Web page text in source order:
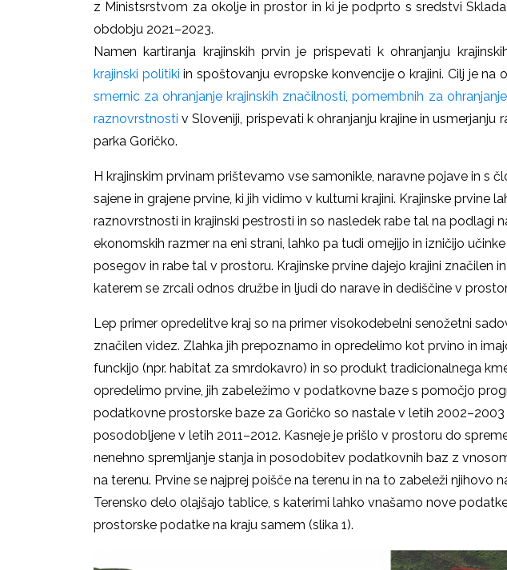
z Ministsrstvom za okolje in prostor in ki je podprto s sredstvi
obdobju 2021–2023.
Namen kartiranja krajinskih prvin je prispevati k ohranjanju
krajinski politiki in spoštovanju evropske konvencije o krajini. Cilj je na
smernic za ohranjanje krajinskih značilnosti, pomembnih za
raznovrstnostiv Sloveniji, prispevati k ohranjanju krajine in usmerjanju
parka Goričko.
H krajinskim prvinam prištevamo vse samonikle, naravne pojave in s
sajene in grajene prvine, ki jih vidimo v kulturni krajini. Krajinske prvine
raznovrstnosti in krajinski pestrosti in so nasledek rabe tal na podlagi
ekonomskih razmer na eni strani, lahko pa tudi omejijo in izničijo
posegov in rabe tal v prostoru. Krajinske prvine dajejo krajini značilen
katerem se zrcali odnos družbe in ljudi do narave in dediščine v
Lep primer opredelitve kraj so na primer visokodebelni senožetni
značilen videz. Zlahka jih prepoznamo in opredelimo kot prvino in
funckijo (npr. habitat za smrdokavro) in so produkt tradicionalnega
opredelimo prvine, jih zabeležimo v podatkovne baze s pomočjo
podatkovne prostorske baze za Goričko so nastale v letih
posodobljene v letih 2011–2012. Kasneje je prišlo v prostoru do
nenehno spremljanje stanja in posodobitev podatkovnih baz z
na terenu. Prvine se najprej poišče na terenu in na to zabeleži njihovo
Terensko delo olajšajo tablice, s katerimi lahko vnašamo nove
prostorske podatke na kraju samem (slika 1).